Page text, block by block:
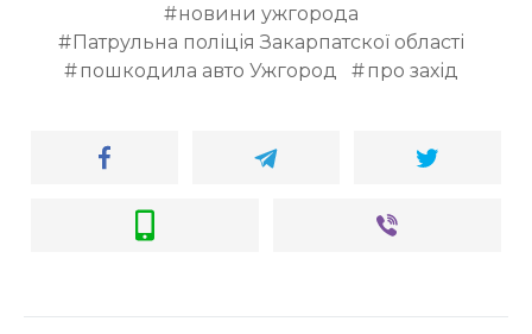
новини ужгорода
Патрульна поліція Закарпатскої області
пошкодила авто Ужгород
про захід